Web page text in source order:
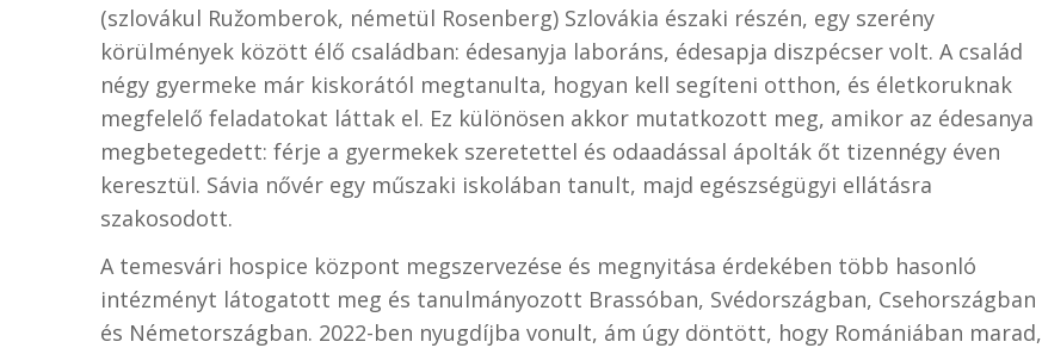
(szlovákul Ružomberok, németül Rosenberg) Szlovákia északi részén, egy szerény
körülmények között élő családban: édesanyja laboráns, édesapja diszpécser volt. A család
négy gyermeke már kiskorától megtanulta, hogyan kell segíteni otthon, és életkoruknak
megfelelő feladatokat láttak el. Ez különösen akkor mutatkozott meg, amikor az édesanya
megbetegedett: férje a gyermekek szeretettel és odaadással ápolták őt tizennégy éven
keresztül. Sávia nővér egy műszaki iskolában tanult, majd egészségügyi ellátásra
szakosodott.
A temesvári hospice központ megszervezése és megnyitása érdekében több hasonló
intézményt látogatott meg és tanulmányozott Brassóban, Svédországban, Csehországban
és Németországban. 2022-ben nyugdíjba vonult, ám úgy döntött, hogy Romániában marad,